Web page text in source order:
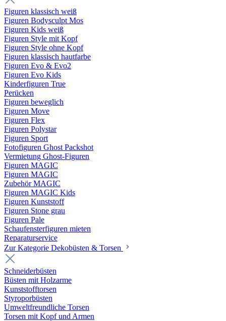
Figuren klassisch weiß
Figuren Bodysculpt Mos
Figuren Kids weiß
Figuren Style mit Kopf
Figuren Style ohne Kopf
Figuren klassisch hautfarbe
Figuren Evo & Evo2
Figuren Evo Kids
Kinderfiguren True
Perücken
Figuren beweglich
Figuren Move
Figuren Flex
Figuren Polystar
Figuren Sport
Fotofiguren Ghost Packshot
Vermietung Ghost-Figuren
Figuren MAGIC
Figuren MAGIC
Zubehör MAGIC
Figuren MAGIC Kids
Figuren Kunststoff
Figuren Stone grau
Figuren Pale
Schaufensterfiguren mieten
Reparaturservice
Zur Kategorie Dekobüsten & Torsen
Schneiderbüsten
Büsten mit Holzarme
Kunststofftorsen
Styroporbüsten
Umweltfreundliche Torsen
Torsen mit Kopf und Armen